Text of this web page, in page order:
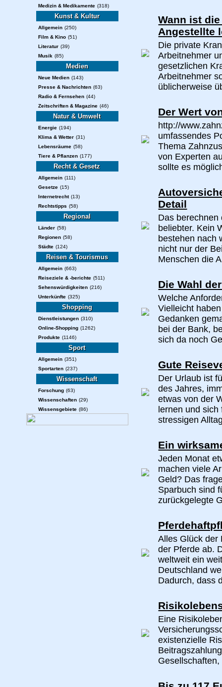
Medizin & Medikamente (318)
Kunst & Kultur
Allgemein (250)
Film & Kino (51)
Literatur (39)
Musik (85)
Medien
Neue Medien (143)
Presse & Nachrichten (63)
Radio & Fernsehen (44)
Zeitschriften & Magazine (46)
Natur & Umwelt
Energie (194)
Klima & Wetter (31)
Lebensräume (58)
Tiere & Pflanzen (177)
Recht & Gesetz
Allgemein (111)
Gesetze (15)
Internetrecht (13)
Rechtstipps (58)
Regional
Länder (58)
Regionen (58)
Städte (124)
Reisen & Tourismus
Allgemein (663)
Reiseziele & -berichte (511)
Sehenswürdigkeiten (216)
Unterkünfte (325)
Shopping
Dienstleistungen (310)
Online-Shopping (1262)
Produkte (1146)
Sport
Allgemein (351)
Sportarten (237)
Wissenschaft
Forschung (63)
Wissenschaften (29)
Wissensgebiete (86)
Wann ist
Angestellte
Die private
Arbeitnehmer
gesetzlichen
Arbeitnehmer
üblicherweise
Der Wert
http://
umfassendes
Thema
von Experten
sollte es
Detail
Das berechnen
beliebter. Kein
bestehen nach
nicht nur der
Menschen die
Die Wahl
Welche
Vielleicht
Gedanken
bei der Bank,
sich da noch
Gute
Der Urlaub ist
des Jahres,
etwas von der
lernen und
stressigen
Ein
Jeden Monat
machen viele
Geld? Das
Sparbuch sind
zurückgelegte
Alles Glück der
der Pferde ab.
weltweit ein
Deutschland
Dadurch, dass
Eine
existenzielle